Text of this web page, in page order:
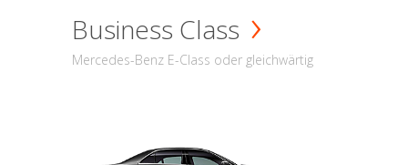
Business Class
Mercedes-Benz E-Class oder gleichwärtig